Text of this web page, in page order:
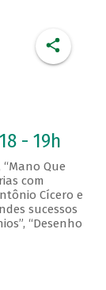
- 19h
Que
com
Cícero e
sucessos
“Desenho